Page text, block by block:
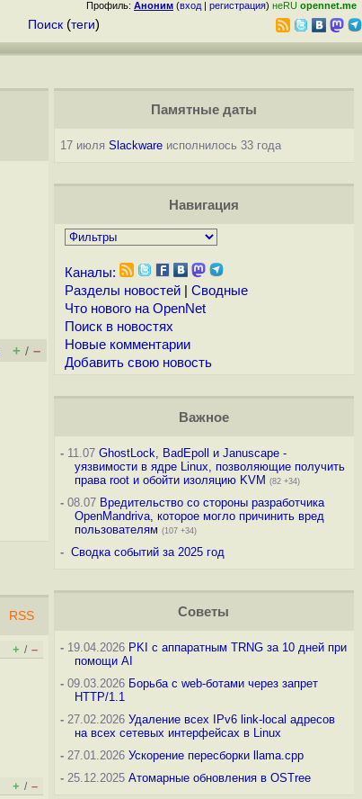
Профиль: Аноним (вход | регистрация) неRU opennet.me
Поиск (теги)
+ / –
RSS
+ / –
+ / –
Памятные даты
17 июля Slackwareисполнилось 33 года
Навигация
Каналы:
Разделы новостей| Сводные
Что нового на OpenNet
Поиск в новостях
Новые комментарии
Добавить свою новость
Важное
-11.07 GhostLock, BadEpoll и Januscape -
уязвимости в ядре Linux, позволяющие получить
права root и обойти изоляцию KVM (82 +34)
-08.07 Вредительство со стороны разработчика
OpenMandriva, которое могло причинить вред
пользователям (107 +34)
- Сводка событий за 2025 год
Советы
-19.04.2026 PKI с аппаратным TRNG за 10 дней при
помощи AI
-09.03.2026 Борьба с web-ботами через запрет
HTTP/1.1
-27.02.2026 Удаление всех IPv6 link-local адресов
на всех сетевых интерфейсах в Linux
-27.01.2026 Ускорение пересборки llama.cpp
-25.12.2025 Атомарные обновления в OSTree